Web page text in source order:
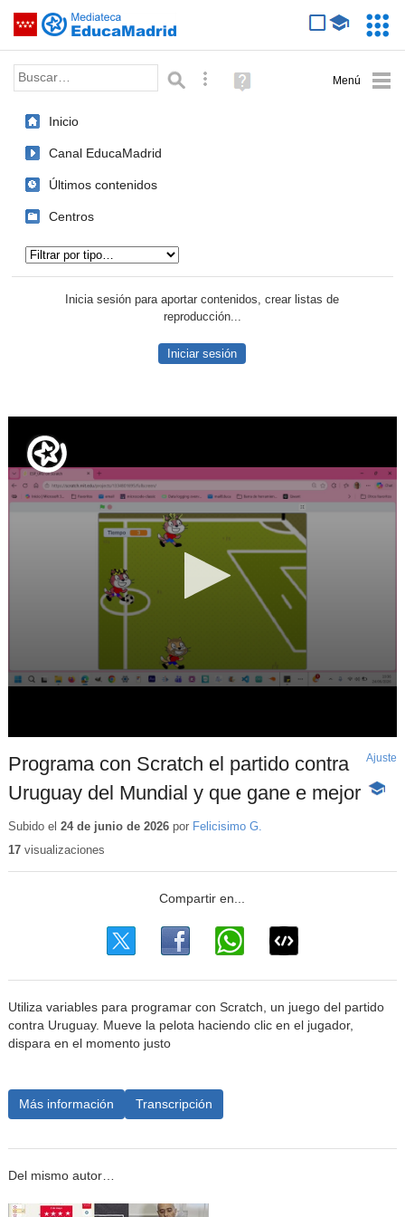
Saltar navegación
Palabra o frase: Búsqueda avanzada
Ayuda
(en
Inicio
Canal EducaMadrid
Últimos contenidos
Centros
Inicia sesión para aportar contenidos, crear listas de
reproducción...
Iniciar sesión
Programa con Scratch el partido contra
Uruguay del Mundial y que gane e mejor -
Ajuste
Subido el 24 de junio de 2026por Felicisimo G.
17visualizaciones
Utiliza variables para programar con Scratch, un juego del partido
contra Uruguay. Mueve la pelota haciendo clic en el jugador,
dispara en el momento justo
Más información Transcripción
Del mismo autor…